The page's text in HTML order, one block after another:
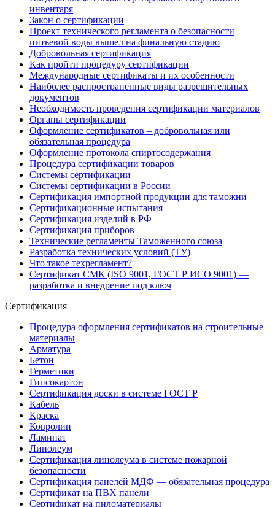
инвентаря
Закон о сертификации
Проект технического регламента о безопасности
питьевой воды вышел на финальную стадию
Добровольная сертификация
Как пройти процедуру сертификации
Международные сертификаты и их особенности
Наиболее распространенные виды разрешительных
документов
Необходимость проведения сертификации материалов
Органы сертификации
Оформление сертификатов – добровольная или
обязательная процедура
Оформление протокола спиртосодержания
Процедура сертификации товаров
Системы сертификации
Системы сертификации в России
Сертификация импортной продукции для таможни
Сертификационные испытания
Сертификация изделий в РФ
Сертификация приборов
Технические регламенты Таможенного союза
Разработка технических условий (ТУ)
Что такое техрегламент?
Сертификат СМК (ISO 9001, ГОСТ Р ИСО 9001) —
разработка и внедрение под ключ
Сертификация
Процедура оформления сертификатов на строительные
материалы
Арматура
Бетон
Герметики
Гипсокартон
Сертификация доски в системе ГОСТ Р
Кабель
Краска
Ковролин
Ламинат
Линолеум
Сертификация линолеума в системе пожарной
безопасности
Сертификация панелей МДФ — обязательная процедура
Сертификат на ПВХ панели
Сертификат на пиломатериалы